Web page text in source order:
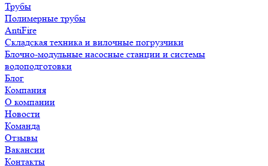
Трубы
Полимерные трубы
AntiFire
Складская техника и вилочные погрузчики
Блочно-модульные насосные станции и системы
водоподготовки
Блог
Компания
О компании
Новости
Команда
Отзывы
Вакансии
Контакты